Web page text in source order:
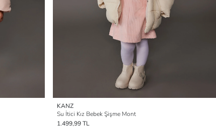
KANZ
Su İtici Kız Bebek Şişme Mont
1.499,99 TL